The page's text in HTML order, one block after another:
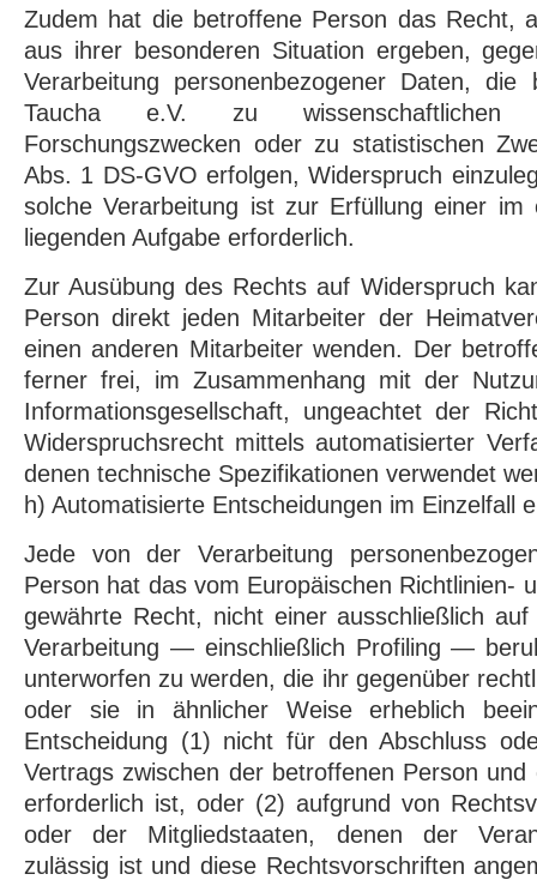
Zudem hat die betroffene Person das Recht,
aus ihrer besonderen Situation ergeben,
Verarbeitung personenbezogener Daten, die
Taucha e.V. zu wissenschaftlichen
Forschungszwecken oder zu statistischen
Abs. 1 DS-GVO erfolgen, Widerspruch
solche Verarbeitung ist zur Erfüllung einer im
liegenden Aufgabe erforderlich.
Zur Ausübung des Rechts auf Widerspruch
Person direkt jeden Mitarbeiter der
einen anderen Mitarbeiter wenden. Der
ferner frei, im Zusammenhang mit der
Informationsgesellschaft, ungeachtet der
Widerspruchsrecht mittels automatisierter
denen technische Spezifikationen verwendet
h) Automatisierte Entscheidungen im Einzelfall
Jede von der Verarbeitung
Person hat das vom Europäischen Richtlinien-
gewährte Recht, nicht einer ausschließlich
Verarbeitung — einschließlich Profiling —
unterworfen zu werden, die ihr gegenüber
oder sie in ähnlicher Weise erheblich
Entscheidung (1) nicht für den Abschluss
Vertrags zwischen der betroffenen Person und
erforderlich ist, oder (2) aufgrund von
oder der Mitgliedstaaten, denen der
zulässig ist und diese Rechtsvorschriften